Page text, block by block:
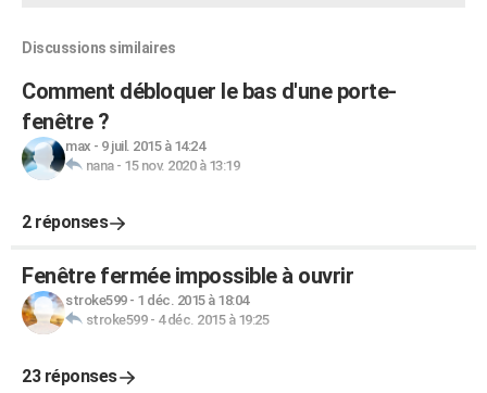
Discussions similaires
Comment débloquer le bas d'une porte-
fenêtre ?
max - 9 juil. 2015 à 14:24
nana- 15 nov. 2020 à 13:19
2 réponses
Fenêtre fermée impossible à ouvrir
stroke599- 1 déc. 2015 à 18:04
stroke599- 4 déc. 2015 à 19:25
23 réponses